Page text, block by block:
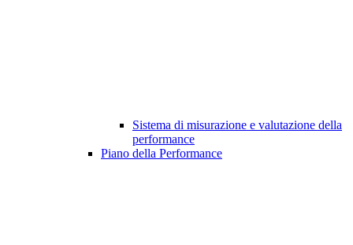
Sistema di misurazione e valutazione della
performance
Piano della Performance